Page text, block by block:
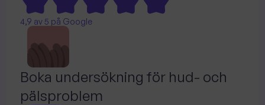
4,9 av 5 på Google
Boka undersökning för hud- och
pälsproblem